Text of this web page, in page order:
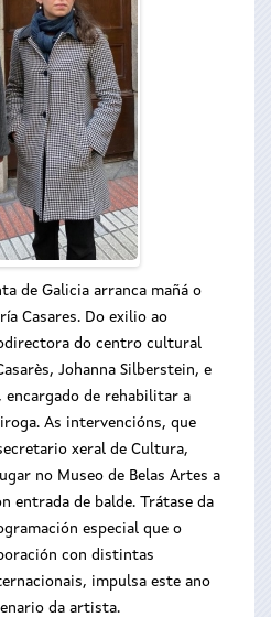
de Galicia arranca mañá o
Casares. Do exilio ao
do centro cultural
Johanna Silberstein, e
encargado de rehabilitar a
As intervencións, que
xeral de Cultura,
no Museo de Belas Artes a
entrada de balde. Trátase da
especial que o
con distintas
impulsa este ano
da artista.